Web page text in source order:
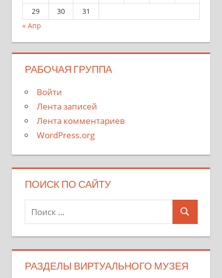
29
30
31
« Апр
РАБОЧАЯ ГРУППА
Войти
Лента записей
Лента комментариев
WordPress.org
ПОИСК ПО САЙТУ
Поиск
РАЗДЕЛЫ ВИРТУАЛЬНОГО МУЗЕЯ